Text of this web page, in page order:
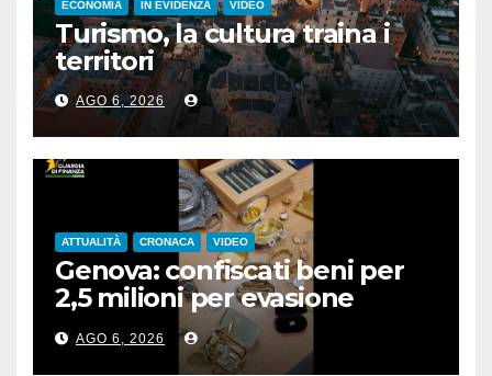
ECONOMIA IN EVIDENZA VIDEO
Turismo, la cultura traina i
territori
AGO 6, 2026
ATTUALITÀ CRONACA VIDEO
Genova: confiscati beni per
2,5 milioni per evasione
fiscale
AGO 6, 2026